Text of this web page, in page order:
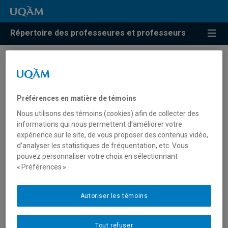
Répertoire des professeures et professeurs
Résultats de recherche pour
Doucerain, Marina
doucerain.marina@uqam.ca
Vivre ensemble
Préférences en matière de témoins
Nous utilisons des témoins (cookies) afin de collecter des
informations qui nous permettent d’améliorer votre
expérience sur le site, de vous proposer des contenus vidéo,
d’analyser les statistiques de fréquentation, etc. Vous
pouvez personnaliser votre choix en sélectionnant
« Préférences ».
Tout refuser
Autoriser les témoins